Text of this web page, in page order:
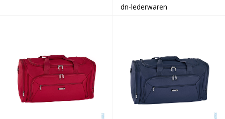
dn-lederwaren